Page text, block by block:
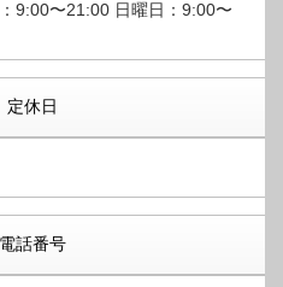
9:00〜21:00 日曜日：9:00〜
定休日
電話番号